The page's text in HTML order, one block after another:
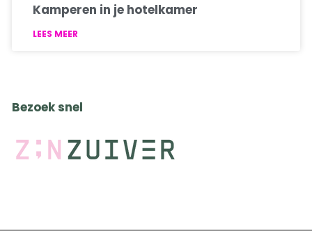
Kamperen in je hotelkamer
LEES MEER
Bezoek snel